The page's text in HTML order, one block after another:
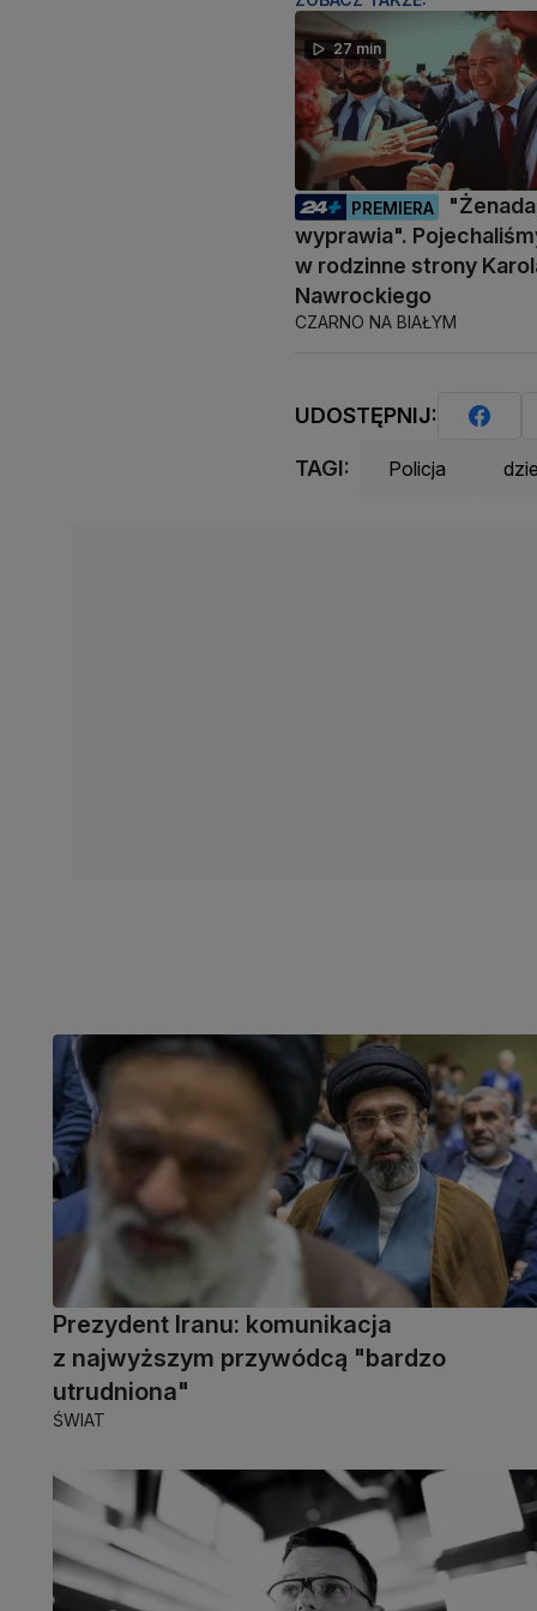
27 min
PREMIERA
wyprawia".
w rodzinne strony
Nawrockiego
CZARNO NA BIAŁYM
UDOSTĘPNIJ:
TAGI: Policja
Prezydent Iranu: komunikacja
z najwyższym przywódcą "bardzo
utrudniona"
ŚWIAT